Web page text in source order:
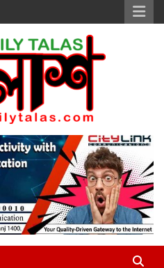
তালাশ ডট কম